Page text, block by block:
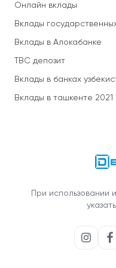
Онлайн вклады
Вклады
Вклады в Алокабанке
TBC депозит
Вклады в банках
Вклады в ташкенте 2021
При использовании